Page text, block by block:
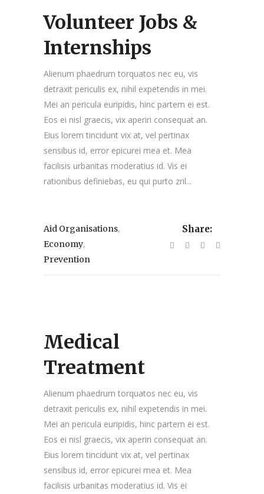
Volunteer Jobs &
Internships
Alienum phaedrum torquatos nec eu, vis
detraxit periculis ex, nihil expetendis in mei.
Mei an pericula euripidis, hinc partem ei est.
Eos ei nisl graecis, vix aperiri consequat an.
Eius lorem tincidunt vix at, vel pertinax
sensibus id, error epicurei mea et. Mea
facilisis urbanitas moderatius id. Vis ei
rationibus definiebas, eu qui purto zril...
Aid Organisations,
Economy,
Prevention
Share:
Medical
Treatment
Alienum phaedrum torquatos nec eu, vis
detraxit periculis ex, nihil expetendis in mei.
Mei an pericula euripidis, hinc partem ei est.
Eos ei nisl graecis, vix aperiri consequat an.
Eius lorem tincidunt vix at, vel pertinax
sensibus id, error epicurei mea et. Mea
facilisis urbanitas moderatius id. Vis ei